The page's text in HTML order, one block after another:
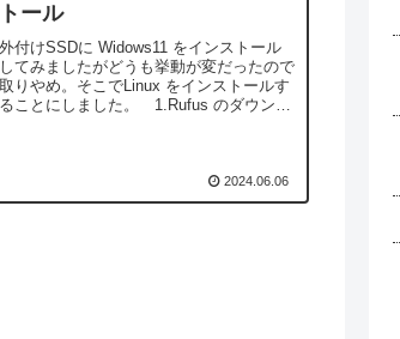
トール
外付けSSDに Widows11 をインストール
してみましたがどうも挙動が変だったので
取りやめ。そこでLinux をインストールす
ることにしました。 1.Rufus のダウンロ
2024.06.06